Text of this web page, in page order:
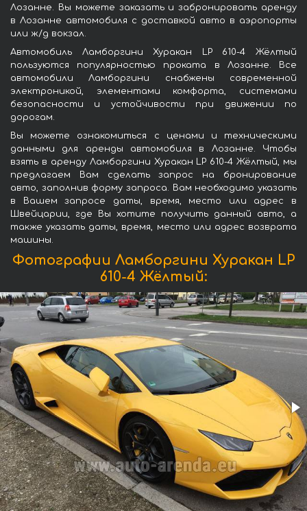
Лозанне. Вы можете заказать и забронировать аренду
в Лозанне автомобиля с доставкой авто в аэропорты
или ж/д вокзал.
Автомобиль Ламборгини Хуракан LP 610-4 Жёлтый
пользуются популярностью проката в Лозанне. Все
автомобили Ламборгини снабжены современной
электроникой, элементами комфорта, системами
безопасности и устойчивости при движении по
дорогам.
Вы можете ознакомиться с ценами и техническими
данными для аренды автомобиля в Лозанне. Чтобы
взять в аренду Ламборгини Хуракан LP 610-4 Жёлтый, мы
предлагаем Вам сделать запрос на бронирование
авто, заполнив форму запроса. Вам необходимо указать
в Вашем запросе даты, время, место или адрес в
Швейцарии, где Вы хотите получить данный авто, а
также указать даты, время, место или адрес возврата
машины.
Фотографии Ламборгини Хуракан LP
610-4 Жёлтый: